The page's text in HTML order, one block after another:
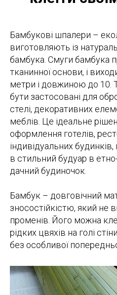
Бамбукові шпалери –
виготовляють із
бамбука. Смуги бамбука
тканинної основи, і
метри і довжиною до 10.
бути застосовані для
стелі, декоративних
меблів. Це ідеальне
оформлення готелів,
індивідуальних
в стильний будуар в
дачний будиночок.
Бамбук – довговічний
зносостійкістю, який не
променів. Його можна
рідких цвяхів на голі
без особливої